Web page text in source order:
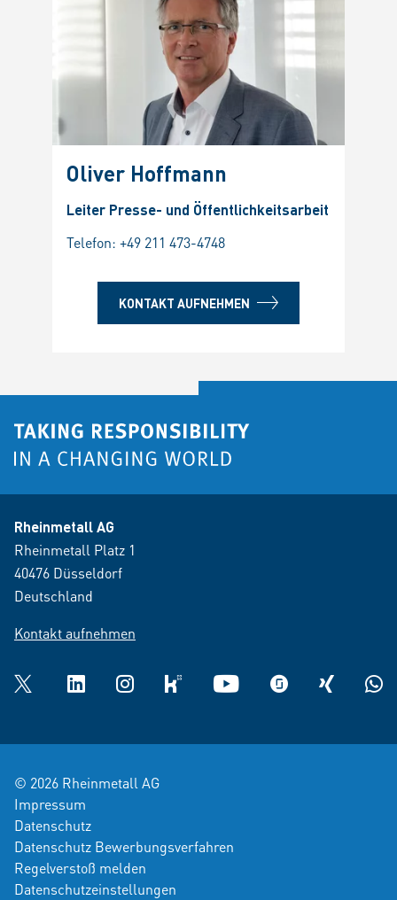
Oliver Hoffmann
Leiter Presse- und Öffentlichkeitsarbeit
Telefon: +49 211 473-4748
KONTAKT AUFNEHMEN
Rheinmetall AG
Rheinmetall Platz 1
40476 Düsseldorf
Deutschland
Kontakt aufnehmen
Twitter LinkedInInstagramkununu YouTube glassdoorXING
© 2026 Rheinmetall AG
Impressum
Datenschutz
Datenschutz Bewerbungsverfahren
Regelverstoß melden
Datenschutzeinstellungen